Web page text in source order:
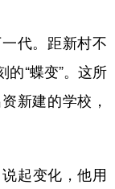
代。距新村不
的“蝶变”。这所
新建的学校，
起变化，他用